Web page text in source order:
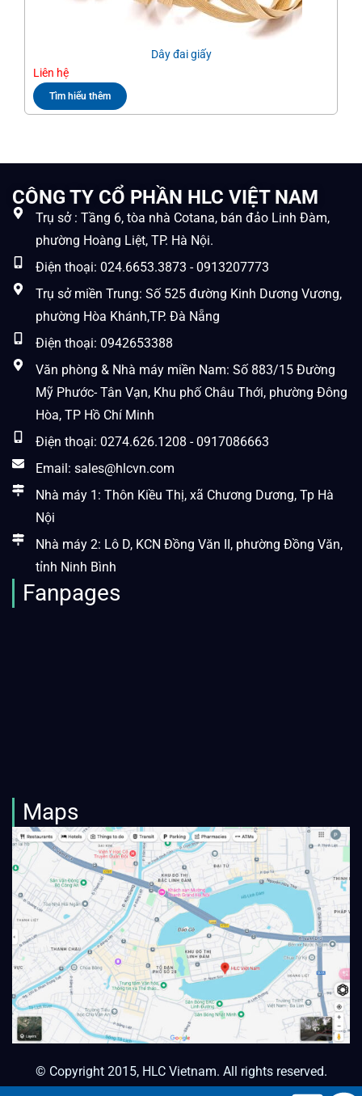
Dây đai giấy
Liên hệ
Tìm hiểu thêm
CÔNG TY CỔ PHẦN HLC VIỆT NAM
Trụ sở : Tầng 6, tòa nhà Cotana, bán đảo Linh Đàm,
phường Hoàng Liệt, TP. Hà Nội.
Điện thoại: 024.6653.3873 - 0913207773
Trụ sở miền Trung: Số 525 đường Kinh Dương Vương,
phường Hòa Khánh,TP. Đà Nẵng
Điện thoại: 0942653388
Văn phòng & Nhà máy miền Nam: Số 883/15 Đường
Mỹ Phước- Tân Vạn, Khu phố Châu Thới, phường Đông
Hòa, TP Hồ Chí Minh
Điện thoại: 0274.626.1208 - 0917086663
Email: sales@hlcvn.com
Nhà máy 1: Thôn Kiều Thị, xã Chương Dương, Tp Hà
Nội
Nhà máy 2: Lô D, KCN Đồng Văn II, phường Đồng Văn,
tỉnh Ninh Bình
Fanpages
Maps
© Copyright 2015, HLC Vietnam. All rights reserved.